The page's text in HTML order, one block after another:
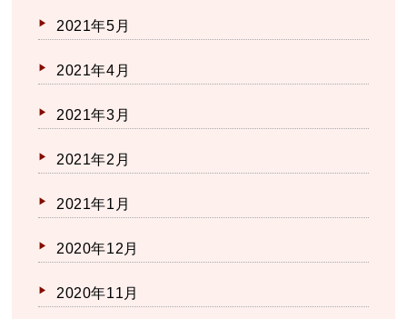
2021年5月
2021年4月
2021年3月
2021年2月
2021年1月
2020年12月
2020年11月